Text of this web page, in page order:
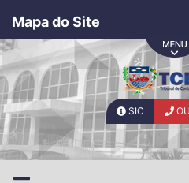
Mapa do Site
SIC